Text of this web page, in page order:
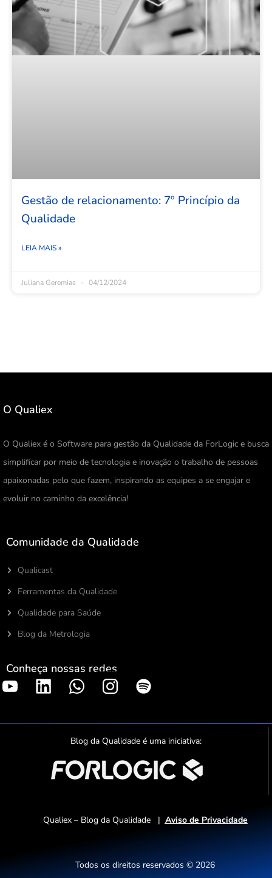
Gestão de relacionamento: 7º Princípio da
Qualidade
LEIA MAIS »
Juliana Geremias 04/12/2024
O Qualiex
O Qualiex é o Software para gestão da Qualidade da ForLogic e busca
simplificar por meio de tecnologia e inovação o trabalho de pessoas
apaixonadas pelo que fazem, inspirando as equipes a se engajar e
evoluir no caminho da excelência!
Comunidade da Qualidade
Qualicast
Ferramentas da Qualidade
Qualidade para Saúde
Blog da Metrologia
Conheça nossas redes
S
o
t
f
y
Blog da Qualidade é uma iniciativa:
Qualiex – Blog da Qualidade | Aviso de Privacidade
Todos os direitos reservados © 2026